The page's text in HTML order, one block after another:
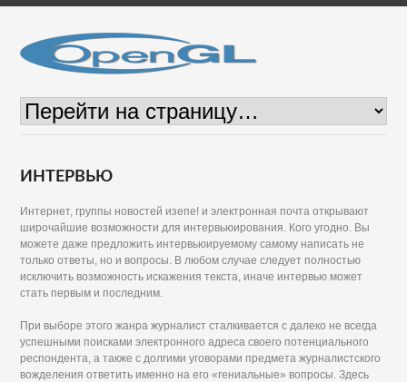
ИНТЕРВЬЮ
Интернет, группы новостей изепе! и электронная почта открывают
широчайшие возможности для интервьюирования. Кого угодно. Вы
можете даже предложить интервьюируемому самому написать не
только ответы, но и вопросы. В любом случае следует полностью
исключить возможность искажения текста, иначе интервью может
стать первым и последним.
При выборе этого жанра журналист сталкивается с далеко не всегда
успешными поисками электронного адреса своего потенциального
респондента, а также с долгими уговорами предмета журналистского
вожделения ответить именно на его «гениальные» вопросы. Здесь